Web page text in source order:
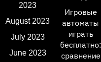
2023
August 2023
July 2023
June 2023
Игровые
автоматы
играть
бесплатно:
сравнение